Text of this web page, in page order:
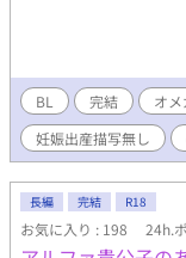
BL 完結 オメ
妊娠出産描写無し
長編 完結 R18
お気に入り : 198 24h.